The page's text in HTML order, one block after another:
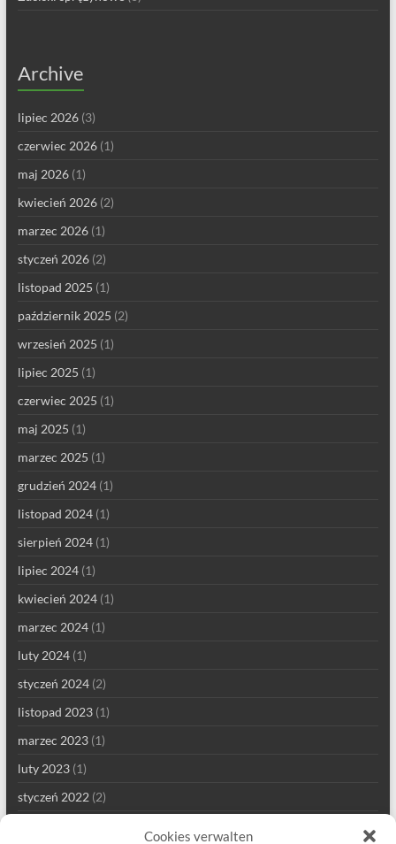
Cookies verwalten
Archive
lipiec 2026(3)
czerwiec 2026(1)
maj 2026(1)
kwiecień 2026(2)
marzec 2026(1)
styczeń 2026(2)
listopad 2025 (1)
październik 2025 (2)
wrzesień 2025 (1)
lipiec 2025 (1)
czerwiec 2025 (1)
maj 2025 (1)
marzec 2025 (1)
grudzień 2024(1)
listopad 2024(1)
sierpień 2024(1)
lipiec 2024(1)
kwiecień 2024(1)
marzec 2024(1)
luty 2024(1)
styczeń 2024(2)
listopad 2023(1)
marzec 2023(1)
luty 2023(1)
styczeń 2022(2)